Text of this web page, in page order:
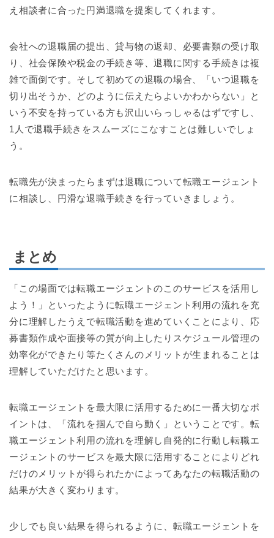
え相談者に合った円満退職を提案してくれます。
会社への退職届の提出、貸与物の返却、必要書類の受け取
り、社会保険や税金の手続き等、退職に関する手続きは複
雑で面倒です。そして初めての退職の場合、「いつ退職を
切り出そうか、どのように伝えたらよいかわからない」と
いう不安を持っている方も沢山いらっしゃるはずですし、
1人で退職手続きをスムーズにこなすことは難しいでしょ
う。
転職先が決まったらまずは退職について転職エージェント
に相談し、円滑な退職手続きを行っていきましょう。
まとめ
「この場面では転職エージェントのこのサービスを活用し
よう！」といったように転職エージェント利用の流れを充
分に理解したうえで転職活動を進めていくことにより、応
募書類作成や面接等の質が向上したりスケジュール管理の
効率化ができたり等たくさんのメリットが生まれることは
理解していただけたと思います。
転職エージェントを最大限に活用するために一番大切なポ
イントは、「流れを掴んで自ら動く」ということです。転
職エージェント利用の流れを理解し自発的に行動し転職エ
ージェントのサービスを最大限に活用することによりどれ
だけのメリットが得られたかによってあなたの転職活動の
結果が大きく変わります。
少しでも良い結果を得られるように、転職エージェントを